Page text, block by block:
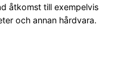
åtkomst till exempelvis
och annan hårdvara.